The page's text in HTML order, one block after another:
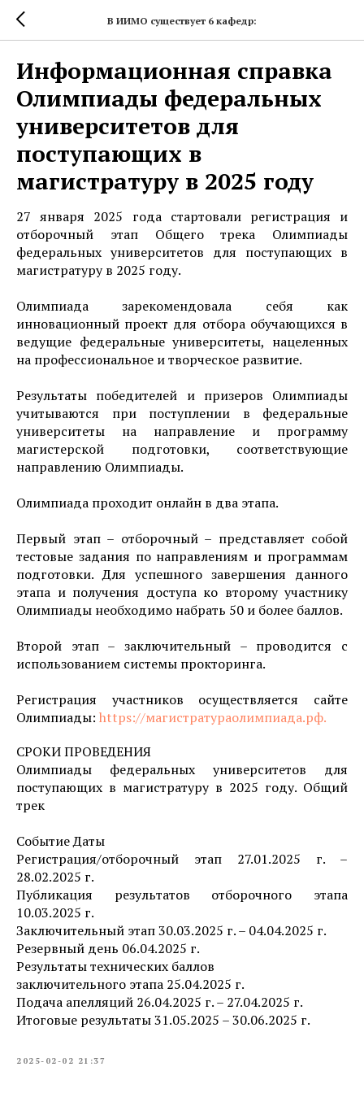
В ИИМО существует 6 кафедр:
Информационная справка
Олимпиады федеральных
университетов для
поступающих в
магистратуру в 2025 году
27 января 2025 года стартовали регистрация и
отборочный этап Общего трека Олимпиады
федеральных университетов для поступающих в
магистратуру в 2025 году.
Олимпиада зарекомендовала себя как
инновационный проект для отбора обучающихся в
ведущие федеральные университеты, нацеленных
на профессиональное и творческое развитие.
Результаты победителей и призеров Олимпиады
учитываются при поступлении в федеральные
университеты на направление и программу
магистерской подготовки, соответствующие
направлению Олимпиады.
Олимпиада проходит онлайн в два этапа.
Первый этап – отборочный – представляет собой
тестовые задания по направлениям и программам
подготовки. Для успешного завершения данного
этапа и получения доступа ко второму участнику
Олимпиады необходимо набрать 50 и более баллов.
Второй этап – заключительный – проводится с
использованием системы прокторинга.
Регистрация участников осуществляется сайте
Олимпиады: https://магистратураолимпиада.рф.
СРОКИ ПРОВЕДЕНИЯ
Олимпиады федеральных университетов для
поступающих в магистратуру в 2025 году. Общий
трек
Событие Даты
Регистрация/отборочный этап 27.01.2025 г. –
28.02.2025 г.
Публикация результатов отборочного этапа
10.03.2025 г.
Заключительный этап 30.03.2025 г. – 04.04.2025 г.
Резервный день 06.04.2025 г.
Результаты технических баллов
заключительного этапа 25.04.2025 г.
Подача апелляций 26.04.2025 г. – 27.04.2025 г.
Итоговые результаты 31.05.2025 – 30.06.2025 г.
2025-02-02 21:37